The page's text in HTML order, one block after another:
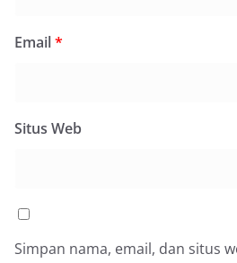
Email*
Situs Web
Simpan nama, email, dan situs